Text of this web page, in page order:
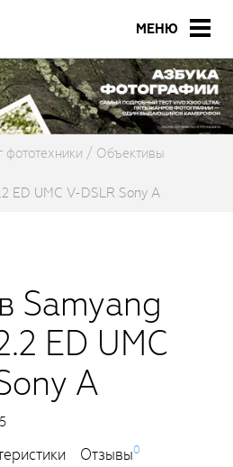
МЕНЮ
фототехники
Объективы
ED UMC V-DSLR Sony A
Samyang
ED UMC
A
Отзывы0